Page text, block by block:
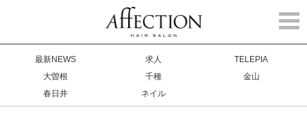
最新NEWS 求人
TELEPIA
大曽根
千種
金山
春日井
ネイル